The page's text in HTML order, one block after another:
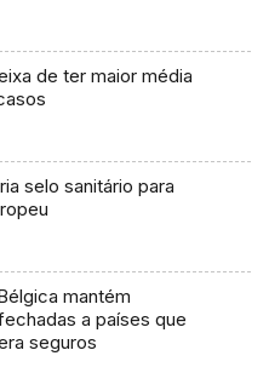
de ter maior média
selo sanitário para
mantém
a países que
seguros